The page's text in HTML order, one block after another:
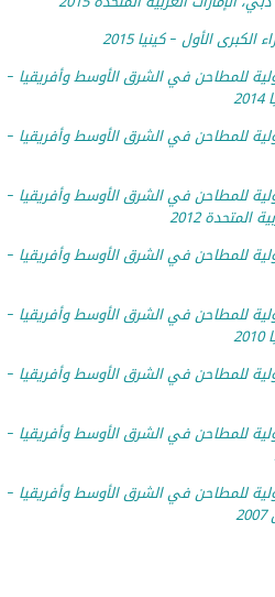
الأول – كينيا 2015
للمطاحن في الشرق الأوسط وأفريقيا –
للمطاحن في الشرق الأوسط وأفريقيا –
للمطاحن في الشرق الأوسط وأفريقيا –
المتحدة 2012
للمطاحن في الشرق الأوسط وأفريقيا –
للمطاحن في الشرق الأوسط وأفريقيا –
للمطاحن في الشرق الأوسط وأفريقيا –
للمطاحن في الشرق الأوسط وأفريقيا –
للمطاحن في الشرق الأوسط وأفريقيا –